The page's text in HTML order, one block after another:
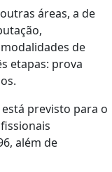
áreas, a de
de
etapas: prova
previsto para o
além de